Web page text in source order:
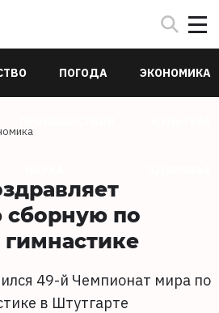
ПОГОДА ЭКОНОМИКА
сборную по
49-й Чемпионат мира по
в Штутгарте